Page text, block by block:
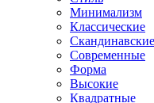
Минимализм
Классические
Скандинавские
Современные
Форма
Высокие
Квадратные